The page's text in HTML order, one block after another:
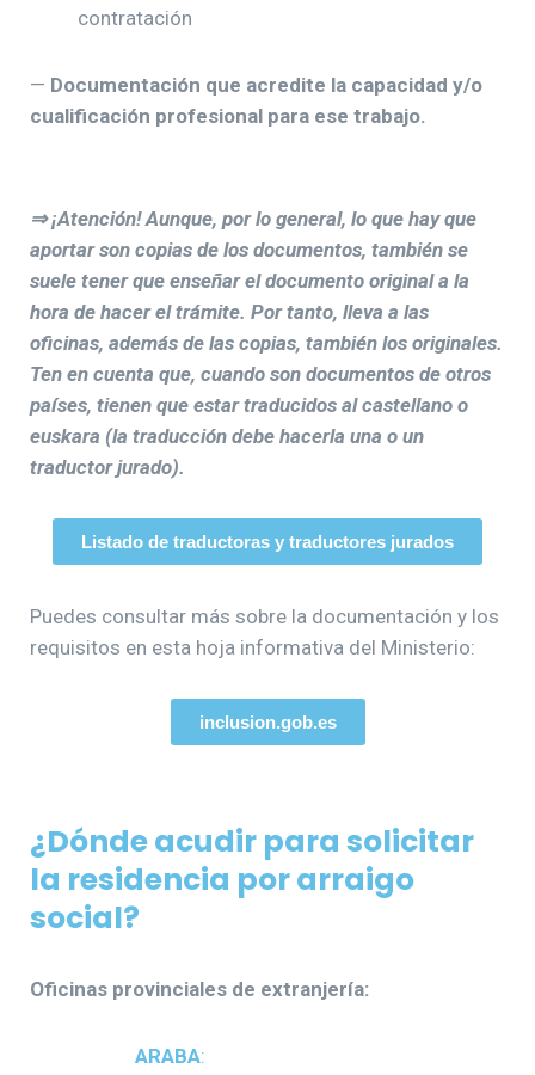
contratación
— Documentación que acredite la capacidad y/o
cualificación profesional para ese trabajo.
⇒ ¡Atención! Aunque, por lo general, lo que hay que
aportar son copias de los documentos, también se
suele tener que enseñar el documento original a la
hora de hacer el trámite. Por tanto, lleva a las
oficinas, además de las copias, también los originales.
Ten en cuenta que, cuando son documentos de otros
países, tienen que estar traducidos al castellano o
euskara (la traducción debe hacerla una o un
traductor jurado).
Listado de traductoras y traductores jurados
Puedes consultar más sobre la documentación y los
requisitos en esta hoja informativa del Ministerio:
inclusion.gob.es
¿Dónde acudir para solicitar
la residencia por arraigo
social?
Oficinas provinciales de extranjería:
ARABA: